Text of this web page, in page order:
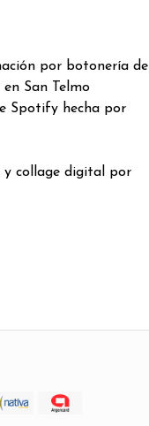
por botonería de
San Telmo
Spotify hecha por
collage digital por